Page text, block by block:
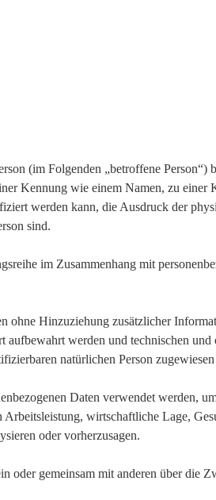
(im Folgenden „betroffene Person“)
Kennung wie einem Namen, zu einer
werden kann, die Ausdruck der
sind.
im Zusammenhang mit
ohne Hinzuziehung zusätzlicher
werden und technischen und
natürlichen Person
Daten verwendet werden,
wirtschaftliche Lage,
oder vorherzusagen.
oder gemeinsam mit anderen über die